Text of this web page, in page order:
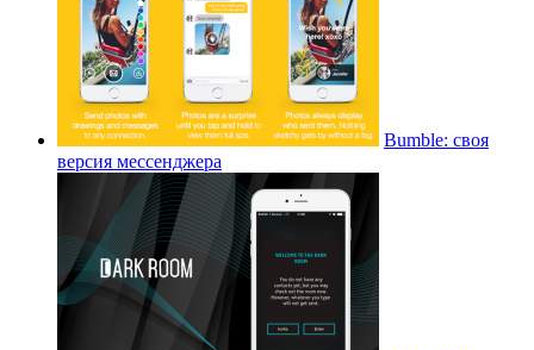
Bumble: своя
версия мессенджера